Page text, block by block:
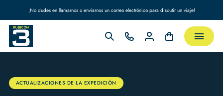
¡No dudes en llamarnos o enviarnos un correo electrónico para discutir un viaje!
ACTUALIZACIONES DE LA EXPEDICIÓN